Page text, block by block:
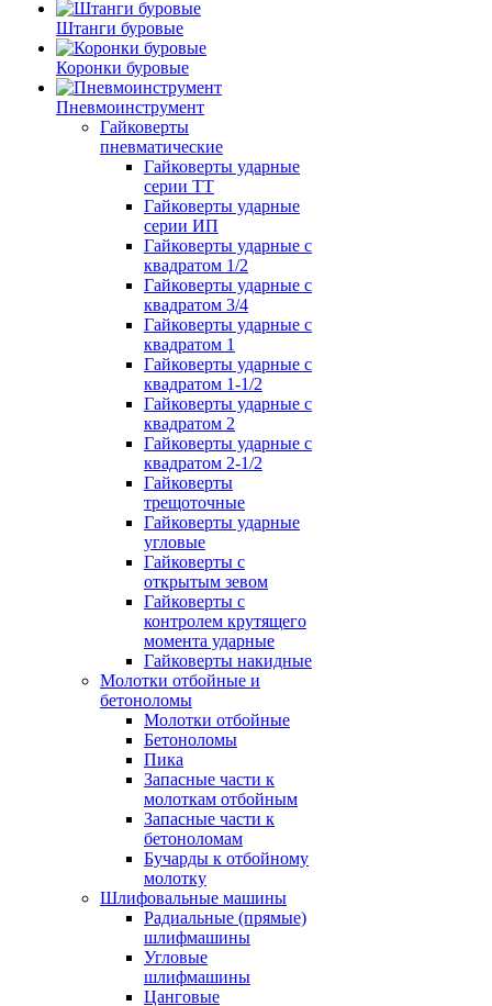
Штанги буровые
Коронки буровые
Пневмоинструмент
Гайковерты
пневматические
Гайковерты ударные
серии ТТ
Гайковерты ударные
серии ИП
Гайковерты ударные с
квадратом 1/2
Гайковерты ударные с
квадратом 3/4
Гайковерты ударные с
квадратом 1
Гайковерты ударные с
квадратом 1-1/2
Гайковерты ударные с
квадратом 2
Гайковерты ударные с
квадратом 2-1/2
Гайковерты
трещоточные
Гайковерты ударные
угловые
Гайковерты с
открытым зевом
Гайковерты с
контролем крутящего
момента ударные
Гайковерты накидные
Молотки отбойные и
бетоноломы
Молотки отбойные
Бетоноломы
Пика
Запасные части к
молоткам отбойным
Запасные части к
бетоноломам
Бучарды к отбойному
молотку
Шлифовальные машины
Радиальные (прямые)
шлифмашины
Угловые
шлифмашины
Цанговые